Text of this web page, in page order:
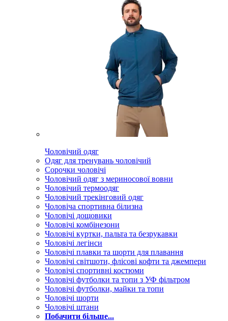
Чоловічий одяг
Одяг для тренувань чоловічий
Сорочки чоловічі
Чоловічий одяг з мериносової вовни
Чоловічий термоодяг
Чоловічий трекінговий одяг
Чоловіча спортивна білизна
Чоловічі дощовики
Чоловічі комбінезони
Чоловічі куртки, пальта та безрукавки
Чоловічі легінси
Чоловічі плавки та шорти для плавання
Чоловічі світшоти, флісові кофти та джемпери
Чоловічі спортивні костюми
Чоловічі футболки та топи з УФ фільтром
Чоловічі футболки, майки та топи
Чоловічі шорти
Чоловічі штани
Побачити більше...